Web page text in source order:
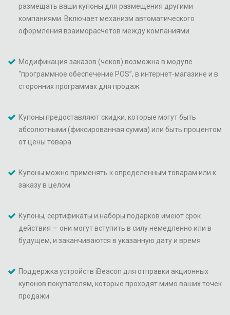
размещать ваши купоны для размещения другими
компаниями. Включает механизм автоматического
оформления взаиморасчетов между компаниями.
Модификация заказов (чеков) возможна в модуле
“программное обеспечение POS”, в интернет-магазине и в
сторонних программах для продаж
Купоны предоставляют скидки, которые могут быть
абсолютными (фиксированная сумма) или быть процентом
от цены товара
Купоны можно применять к определенным товарам или к
заказу в целом
Купоны, сертификаты и наборы подарков имеют срок
действия — они могут вступить в силу немедленно или в
будущем, и заканчиваются в указанную дату и время
Поддержка устройств iBeacon для отправки акционных
купонов покупателям, которые проходят мимо ваших точек
продажи